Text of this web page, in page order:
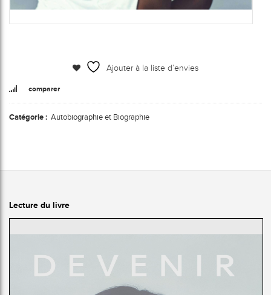
Ajouter à la liste d’envies
comparer
Catégorie : Autobiographie et Biographie
Lecture du livre